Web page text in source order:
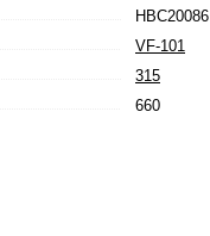
HBC20086
VF-101
315
660